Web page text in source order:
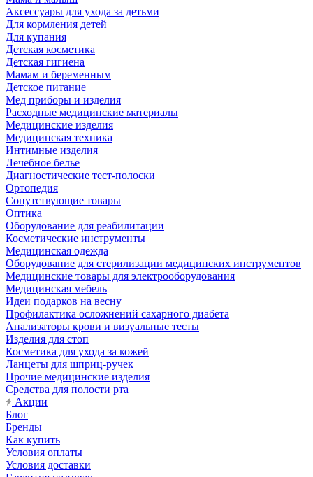
Аксессуары для ухода за детьми
Для кормления детей
Для купания
Детская косметика
Детская гигиена
Мамам и беременным
Детское питание
Мед приборы и изделия
Расходные медицинские материалы
Медицинские изделия
Медицинская техника
Интимные изделия
Лечебное белье
Диагностические тест-полоски
Ортопедия
Сопутствующие товары
Оптика
Оборудование для реабилитации
Косметические инструменты
Медицинская одежда
Оборудование для стерилизации медицинских инструментов
Медицинские товары для электрооборудования
Медицинская мебель
Идеи подарков на весну
Профилактика осложнений сахарного диабета
Анализаторы крови и визуальные тесты
Изделия для стоп
Косметика для ухода за кожей
Ланцеты для шприц-ручек
Прочие медицинские изделия
Средства для полости рта
Акции
Блог
Бренды
Как купить
Условия оплаты
Условия доставки